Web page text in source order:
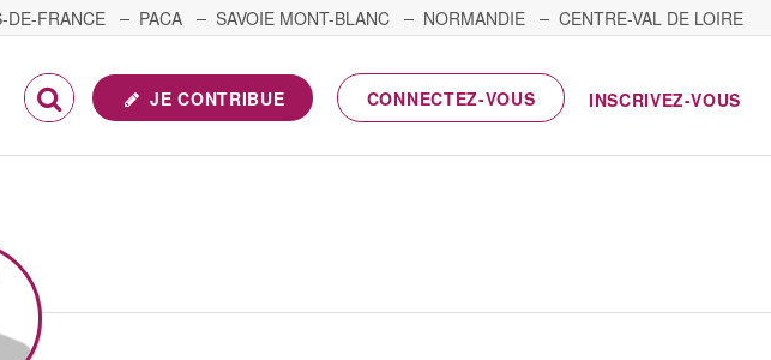
DE-FRANCE PACA SAVOIE MONT-BLANC NORMANDIE
CENTRE-VAL DE LOIRE
JE CONTRIBUE CONNECTEZ-VOUS INSCRIVEZ-VOUS